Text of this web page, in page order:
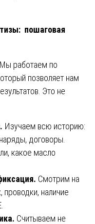
пошаговая
работаем по
позволяет нам
Это не
Изучаем всю историю:
договоры.
какое масло
Смотрим на
наличие
Считываем не